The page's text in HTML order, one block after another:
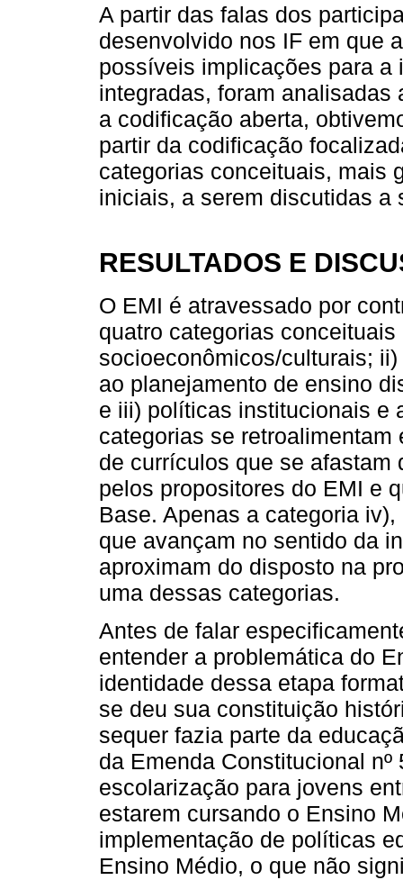
A partir das falas dos
desenvolvido nos IF em que
possíveis implicações para a
integradas, foram
a codificação aberta,
partir da codificação
categorias conceituais, mais
iniciais, a serem discutidas a
RESULTADOS E
O EMI é atravessado por
quatro categorias
socioeconômicos/culturais;
ao planejamento de ensino
e iii) políticas institucionais e
categorias se
de currículos que se afastam
pelos propositores do EMI e
Base. Apenas a categoria
que avançam no sentido da
aproximam do disposto na
uma dessas categorias.
Antes de falar
entender a problemática do
identidade dessa etapa
se deu sua constituição
sequer fazia parte da
da Emenda Constitucional
escolarização para jovens
estarem cursando o Ensino
implementação de políticas
Ensino Médio, o que não